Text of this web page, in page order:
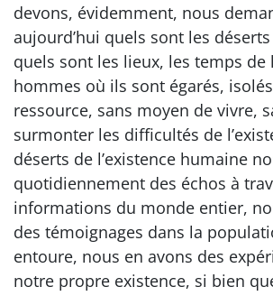
devons, évidemment, nous
aujourd’hui quels sont les
quels sont les lieux, les temps de
hommes où ils sont égarés,
ressource, sans moyen de vivre,
surmonter les difficultés de
déserts de l’existence humaine
quotidiennement des échos à
informations du monde entier,
des témoignages dans la
entoure, nous en avons des
notre propre existence, si bien